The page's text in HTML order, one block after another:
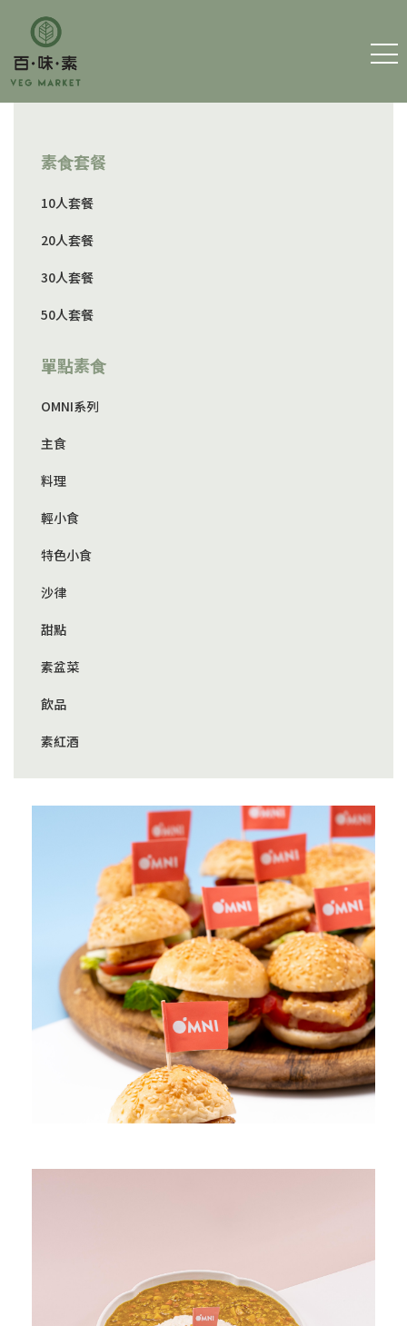
素⻝套餐
10人套餐
20人套餐
30人套餐
50人套餐
單點素⻝
OMNI系列
主食
料理
輕小食
特色小食
沙律
甜點
素盆菜
飲品
素紅酒